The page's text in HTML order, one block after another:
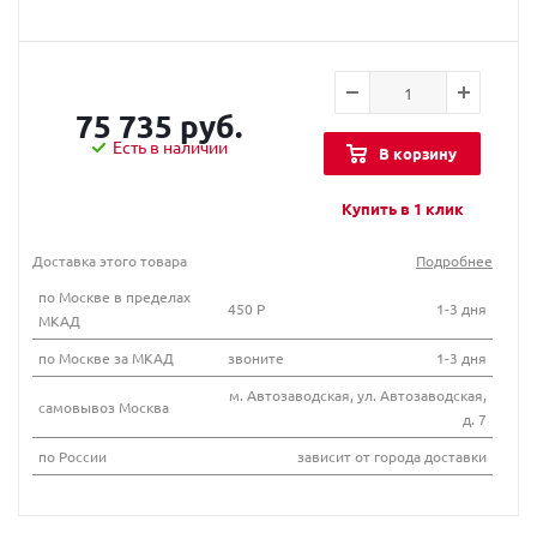
75 735 руб.
Есть в наличии В корзину
Купить в 1 клик
Доставка этого товара
Подробнее
по Москве в пределах
МКАД
450 Р 1-3 дня
по Москве за МКАД звоните 1-3 дня
самовывоз Москва
м. Автозаводская, ул. Автозаводская,
д. 7
по России
зависит от города доставки